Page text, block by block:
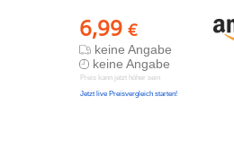
6,99 €
keine Angabe
keine Angabe
Preis kann jetzt höher sein
Jetzt live Preisvergleich starten!